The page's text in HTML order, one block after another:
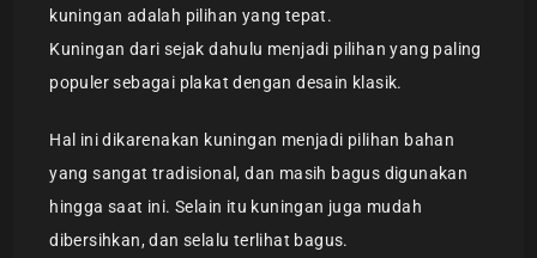
kuningan adalah pilihan yang tepat.
Kuningan dari sejak dahulu menjadi pilihan yang paling
populer sebagai plakat dengan desain klasik.
Hal ini dikarenakan kuningan menjadi pilihan bahan
yang sangat tradisional, dan masih bagus digunakan
hingga saat ini. Selain itu kuningan juga mudah
dibersihkan, dan selalu terlihat bagus.